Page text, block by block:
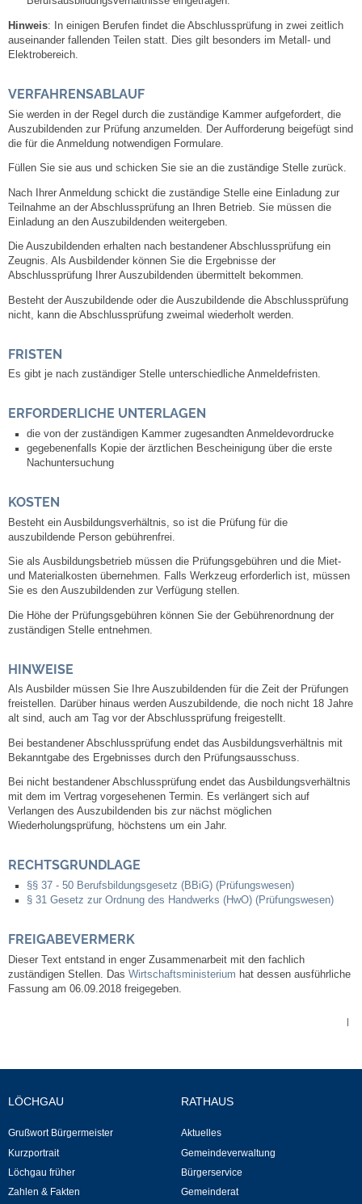
Ortsrecht
Bürgerservice
Gemeinderat
Sitzungsberichte
Ratsinfo
Gutachterausschuss
Leben
Bauen & Wohnen
Bodenrichtwerte
Laufende beschränkte Ausschreibungen
Bebauungspläne
Fortschreibung Flächennutzungsplan
Förderprogramm Balkonkraftwerk
Notruf
Betreuung & Bildung
Schulen
Musikschule
Evangelische Kirchengemeinde
Gemeindehalle
Sporthalle Greuth
Hinweis: In einigen Berufen findet die Abschlussprüfung in zwei zeitlich
auseinander fallenden Teilen statt. Dies gilt besonders im Metall- und
Elektrobereich.
VERFAHRENSABLAUF
Sie werden in der Regel durch die zuständige Kammer aufgefordert, die
Auszubildenden zur Prüfung anzumelden. Der Aufforderung beigefügt sind
die für die Anmeldung notwendigen Formulare.
Füllen Sie sie aus und schicken Sie sie an die zuständige Stelle zurück.
Nach Ihrer Anmeldung schickt die zuständige Stelle eine Einladung zur
Teilnahme an der Abschlussprüfung an Ihren Betrieb. Sie müssen die
Einladung an den Auszubildenden weitergeben.
Die Auszubildenden erhalten nach bestandener Abschlussprüfung ein
Zeugnis. Als Ausbildender können Sie die Ergebnisse der
Abschlussprüfung Ihrer Auszubildenden übermittelt bekommen.
Besteht der Auszubildende oder die Auszubildende die Abschlussprüfung
nicht, kann die Abschlussprüfung zweimal wiederhol t werden.
FRISTEN
Es gibt je nach zuständiger Stelle unterschiedliche Anmeldefristen.
ERFORDERLICHE UNTERLAGEN
die von der zuständigen Kammer zugesandten Anmeldevordrucke
gegebenenfalls Kopie der ärztlichen Bescheinigung über die erste
Nachuntersuchung
KOSTEN
Besteht ein Ausbildungsverhältnis, so ist die Prüfung für die
auszubildende Person gebührenfrei.
Sie als Ausbildungsbetrieb müssen die Prüfungsgebühren und die Miet-
und Materialkosten übernehmen. Falls Werkzeug erforderlich ist, müssen
Sie es den Auszubildenden zur Verfügung stellen.
Die Höhe der Prüfungsgebühren können Sie der Gebührenordnung der
zuständigen Stelle entnehmen.
HINWEISE
Als Ausbilder müssen Sie Ihre Auszubildenden für die Zeit der Prüfungen
freistellen. Darüber hinaus werden Auszubildende, die noch nicht 18 Jahre
alt sind, auch am Tag vor der Abschlussprüfung freigestellt.
Bei bestandener Abschlussprüfung endet das Ausbildungsverhältnis mit
Bekanntgabe des Ergebnisses durch den Prüfungsausschuss.
Bei nicht bestandener Abschlussprüfung endet das Ausbildungsverhältnis
mit dem im Vertrag vorgesehenen Termin. Es verlängert sich auf
Verlangen des Auszubildenden bis zur nächst möglichen
Wiederholungsprüfung, höchstens um ein Jahr.
RECHTSGRUNDLAGE
§§ 37 - 50 Berufsbildungsgesetz (BBiG) (Prüfungswesen)
§ 31 Gesetz zur Ordnung des Handwerks (HwO) (Prüfungswesen)
FREIGABEVERMERK
Dieser Text entstand in enger Zusammenarbeit mit den fachlich
zuständigen Stellen. Das Wirtschaftsministerium hat dessen ausführliche
Fassung am 06.09.2018 freigegeben.
LÖCHGAU
Grußwort Bürgermeister
Kurzportrait
Löchgau früher
Zahlen & Fakten
RATHAUS
Aktuelles
Gemeindeverwaltung
Bürgerservice
Gemeinderat